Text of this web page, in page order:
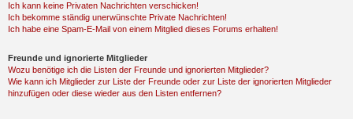
Ich kann keine Privaten Nachrichten verschicken!
Ich bekomme ständig unerwünschte Private Nachrichten!
Ich habe eine Spam-E-Mail von einem Mitglied dieses Forums erhalten!
Freunde und ignorierte Mitglieder
Wozu benötige ich die Listen der Freunde und ignorierten Mitglieder?
Wie kann ich Mitglieder zur Liste der Freunde oder zur Liste der ignorierten Mitglieder
hinzufügen oder diese wieder aus den Listen entfernen?